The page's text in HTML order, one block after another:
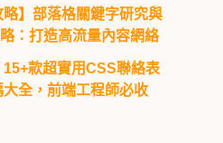
略】部落格關鍵字研究與
：打造高流量內容網絡
15+款超實用CSS聯絡表
全，前端工程師必收